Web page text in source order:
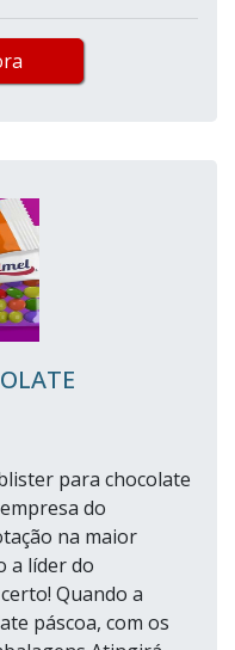
para chocolate
do
na maior
a líder do
Quando a
páscoa, com os